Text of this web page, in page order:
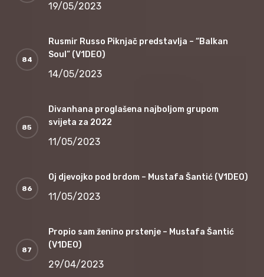
19/05/2023
Rusmir Russo Piknjač predstavlja – “Balkan
Soul” (V1DEO)
14/05/2023
Divanhana proglašena najboljom grupom
svijeta za 2022
11/05/2023
Oj djevojko pod brdom – Mustafa Šantić (V1DEO)
11/05/2023
Propio sam ženino prstenje – Mustafa Šantić
(V1DEO)
29/04/2023